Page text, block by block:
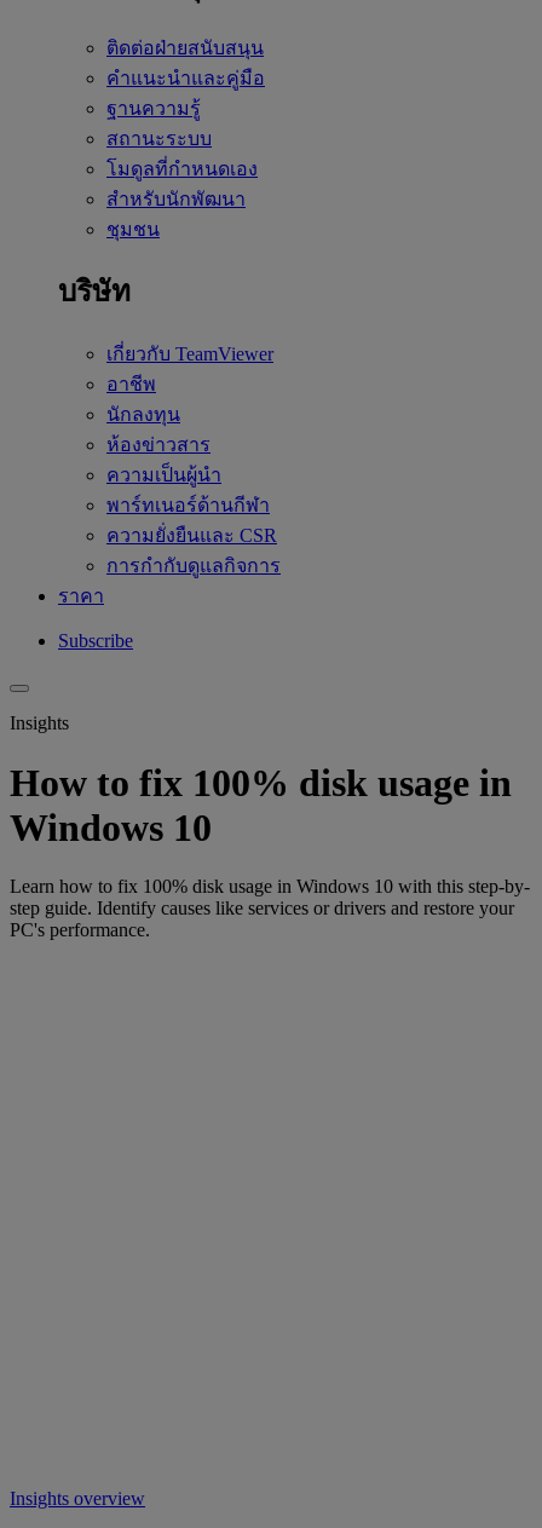
ติดต่อฝ่ายสนับสนุน
คำแนะนำและคู่มือ
ฐานความรู้
สถานะระบบ
โมดูลที่กำหนดเอง
สำหรับนักพัฒนา
ชุมชน
บริษัท
เกี่ยวกับ TeamViewer
อาชีพ
นักลงทุน
ห้องข่าวสาร
ความเป็นผู้นำ
พาร์ทเนอร์ด้านกีฬา
ความยั่งยืนและ CSR
การกำกับดูแลกิจการ
ราคา
Subscribe
Insights
How to fix 100% disk usage in
Windows 10
Learn how to fix 100% disk usage in Windows 10 with this step-by-
step guide. Identify causes like services or drivers and restore your
PC's performance.
Insights overview